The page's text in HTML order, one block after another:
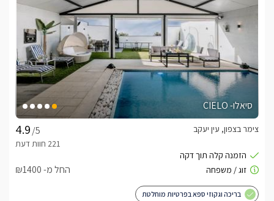
סיאלו- CIELO
/5
צימר בצפון, עין יעקב
החל מ- ₪1400
בריכה וגקוזי ספא בפרטיות מוחלטת